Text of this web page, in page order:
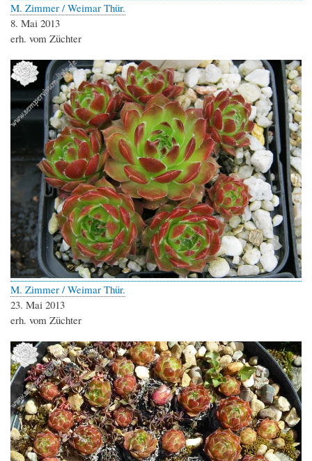
M. Zimmer / Weimar Thür.
8. Mai 2013
erh. vom Züchter
M. Zimmer / Weimar Thür.
23. Mai 2013
erh. vom Züchter